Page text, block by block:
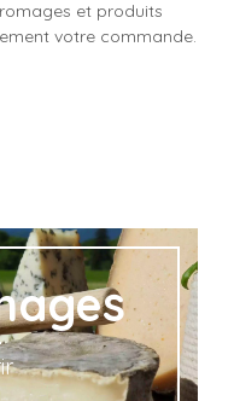
et produits
votre commande.